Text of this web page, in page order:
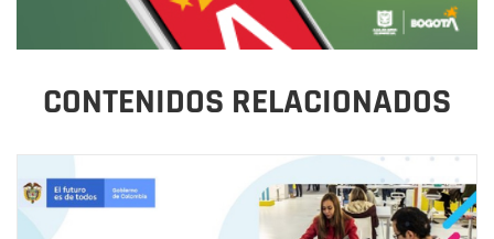
CONTENIDOS RELACIONADOS